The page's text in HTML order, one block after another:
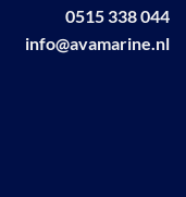
0515 338 044
info@avamarine.nl